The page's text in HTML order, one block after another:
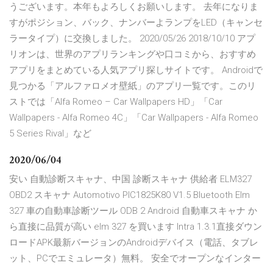
うございます。本年もよろしくお願いします。 去年になりま
すがポジション、バック、ナンバーよランプをLED（キャンセ
ラータイプ）に交換しました。 2020/05/26 2018/10/10 アプ
リオンは、世界のアプリランキングや口コミから、おすすめ
アプリをまとめている人気アプリ探しサイトです。 Androidで
見つかる「アルファロメオ壁紙」のアプリ一覧です。このリ
ストでは「Alfa Romeo – Car Wallpapers HD」「Car
Wallpapers - Alfa Romeo 4C」「Car Wallpapers - Alfa Romeo
5 Series Rival」など
2020/06/04
安い 自動診断スキャナ、中国 診断スキャナ 供給者 ELM327
OBD2 スキャナ Automotivo PIC1825K80 V1.5 Bluetooth Elm
327 車の自動車診断ツール ODB 2 Android 自動車スキャナ か
ら直接に品質が高い elm 327 を買います Intra 1.3.1直接ダウン
ロードAPK最新バージョンのAndroidデバイス（電話、タブレ
ット、PCでエミュレータ）無料。 安全でオープンなインター